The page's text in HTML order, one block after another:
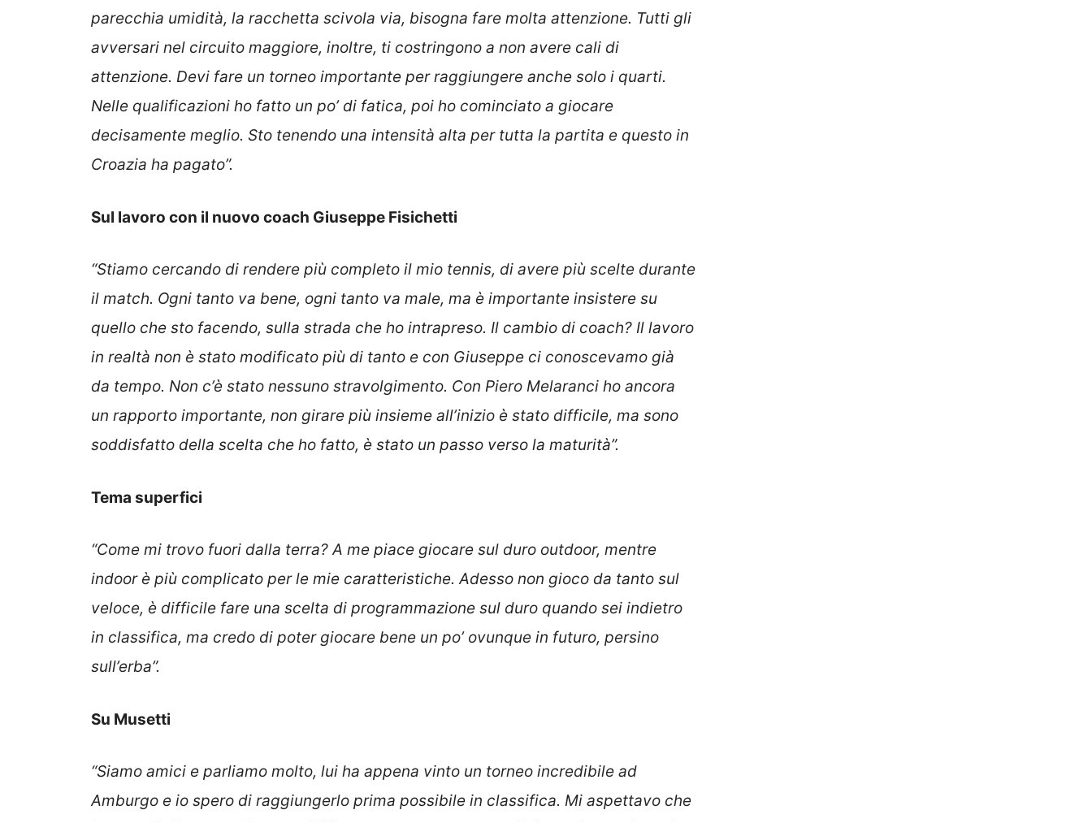
parecchia umidità, la racchetta scivola via, bisogna fare molta attenzione. Tutti gli
avversari nel circuito maggiore, inoltre, ti costringono a non avere cali di
attenzione. Devi fare un torneo importante per raggiungere anche solo i quarti.
Nelle qualificazioni ho fatto un po’ di fatica, poi ho cominciato a giocare
decisamente meglio. Sto tenendo una intensità alta per tutta la partita e questo in
Croazia ha pagato”.
Sul lavoro con il nuovo coach Giuseppe Fisichetti
“Stiamo cercando di rendere più completo il mio tennis, di avere più scelte durante
il match. Ogni tanto va bene, ogni tanto va male, ma è importante insistere su
quello che sto facendo, sulla strada che ho intrapreso. Il cambio di coach? Il lavoro
in realtà non è stato modificato più di tanto e con Giuseppe ci conoscevamo già
da tempo. Non c’è stato nessuno stravolgimento. Con Piero Melaranci ho ancora
un rapporto importante, non girare più insieme all’inizio è stato difficile, ma sono
soddisfatto della scelta che ho fatto, è stato un passo verso la maturità”.
Tema superfici
“Come mi trovo fuori dalla terra? A me piace giocare sul duro outdoor, mentre
indoor è più complicato per le mie caratteristiche. Adesso non gioco da tanto sul
veloce, è difficile fare una scelta di programmazione sul duro quando sei indietro
in classifica, ma credo di poter giocare bene un po’ ovunque in futuro, persino
sull’erba”.
Su Musetti
“Siamo amici e parliamo molto, lui ha appena vinto un torneo incredibile ad
Amburgo e io spero di raggiungerlo prima possibile in classifica. Mi aspettavo che